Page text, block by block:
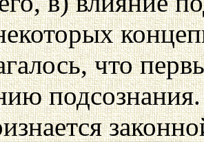
что